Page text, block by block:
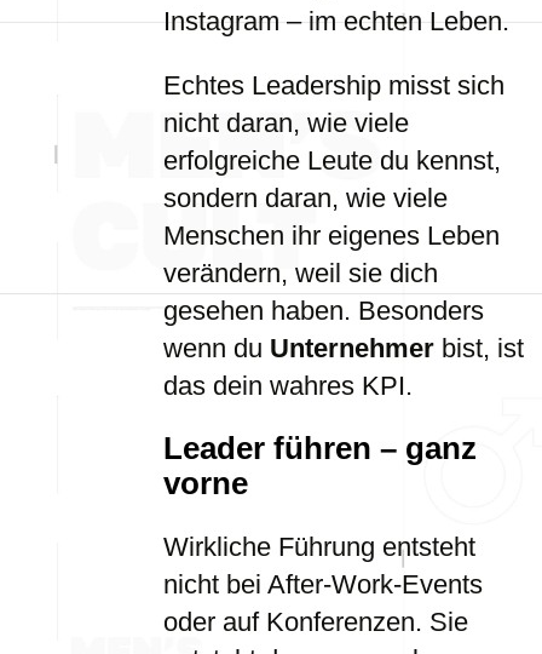
Instagram – im echten Leben.
Echtes Leadership misst sich
nicht daran, wie viele
erfolgreiche Leute du kennst,
sondern daran, wie viele
Menschen ihr eigenes Leben
verändern, weil sie dich
gesehen haben. Besonders
wenn du Unternehmer bist, ist
das dein wahres KPI.
Leader führen – ganz
vorne
Wirkliche Führung entsteht
nicht bei After-Work-Events
oder auf Konferenzen. Sie